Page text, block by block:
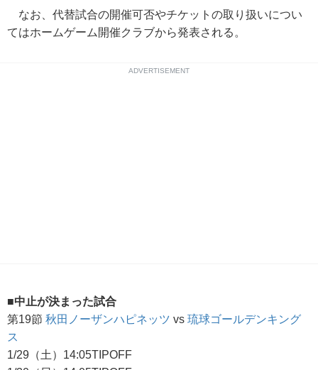
なお、代替試合の開催可否やチケットの取り扱いについ
てはホームゲーム開催クラブから発表される。
ADVERTISEMENT
■中止が決まった試合
第19節 秋田ノーザンハピネッツ vs 琉球ゴールデンキング
ス
1/29（土）14:05TIPOFF